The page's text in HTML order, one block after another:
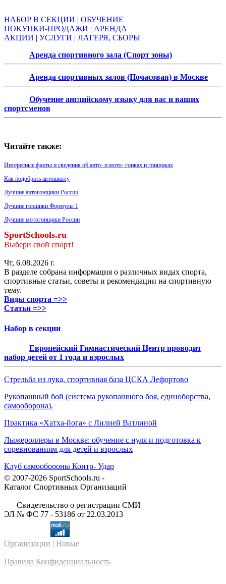
НАБОР В СЕКЦИИ | ОБУЧЕНИЕ
ПОКУПКИ-ПРОДАЖИ | АРЕНДА
АКЦИИ | УСЛУГИ | ЛАГЕРЯ, СБОРЫ
Аренда спортивного зала (Спорт зоны)
Аренда спортивных залов (Почасовая) в Москве
Обучение английскому языку для вас и ваших
спортсменов
Читайте также:
Интересные факты и сведения об авто- и мото- гонках и гонщиках
Как подобрать автошколу
Лучшие автогонщики России
Лучшие гонщики Формулы 1
Лучшие мотогонщики России
SportSchools.ru
Выбери свой спорт!
Чт, 6.08.2026 г.
В разделе собрана информация о различных видах спорта,
спортивные статьи, советы и рекомендации на спортивную
тему.
Виды спорта =>>
Статьи =>>
Набор в секции
Европейский Гимнастический Центр проводит
набор детей от 1 года и взрослых
Стрельба из лука, спортивная база ЦСКА Лефортово
Рукопашный бой (система рукопашного боя, единоборства,
самооборона).
Практика «Хатха-йога» с Лилией Ватлиной
Лыжероллеры в Москве: обучение с нуля и подготовка к
соревнованиям для детей и взрослых
Клуб самообороны Контр- Удар
© 2007-2026 SportSchools.ru -
Каталог Спортивных Организаций
Свидетельство о регистрации СМИ
ЭЛ № ФС 77 - 53186 от 22.03.2013
Организации | Новые
Правила Конфиденциальность